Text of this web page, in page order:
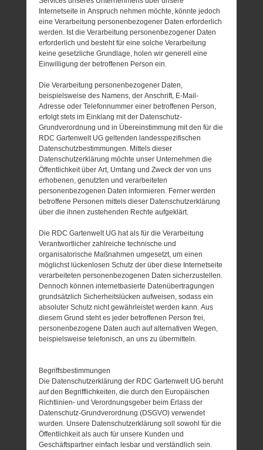
Internetseite in Anspruch nehmen möchte, könnte jedoch
eine Verarbeitung personenbezogener Daten erforderlich
werden. Ist die Verarbeitung personenbezogener Daten
erforderlich und besteht für eine solche Verarbeitung
keine gesetzliche Grundlage, holen wir generell eine
Einwilligung der betroffenen Person ein.
Die Verarbeitung personenbezogener Daten,
beispielsweise des Namens, der Anschrift, E-Mail-
Adresse oder Telefonnummer einer betroffenen Person,
erfolgt stets im Einklang mit der Datenschutz-
Grundverordnung und in Übereinstimmung mit den für die
RDC Gartenwelt UG geltenden landesspezifischen
Datenschutzbestimmungen. Mittels dieser
Datenschutzerklärung möchte unser Unternehmen die
Öffentlichkeit über Art, Umfang und Zweck der von uns
erhobenen, genutzten und verarbeiteten
personenbezogenen Daten informieren. Ferner werden
betroffene Personen mittels dieser Datenschutzerklärung
über die ihnen zustehenden Rechte aufgeklärt.
Die RDC Gartenwelt UG hat als für die Verarbeitung
Verantwortlicher zahlreiche technische und
organisatorische Maßnahmen umgesetzt, um einen
möglichst lückenlosen Schutz der über diese Internetseite
verarbeiteten personenbezogenen Daten sicherzustellen.
Dennoch können internetbasierte Datenübertragungen
grundsätzlich Sicherheitslücken aufweisen, sodass ein
absoluter Schutz nicht gewährleistet werden kann. Aus
diesem Grund steht es jeder betroffenen Person frei,
personenbezogene Daten auch auf alternativen Wegen,
beispielsweise telefonisch, an uns zu übermitteln.
Begriffsbestimmungen
Die Datenschutzerklärung der RDC Gartenwelt UG beruht
auf den Begrifflichkeiten, die durch den Europäischen
Richtlinien- und Verordnungsgeber beim Erlass der
Datenschutz-Grundverordnung (DSGVO) verwendet
wurden. Unsere Datenschutzerklärung soll sowohl für die
Öffentlichkeit als auch für unsere Kunden und
Geschäftspartner einfach lesbar und verständlich sein.